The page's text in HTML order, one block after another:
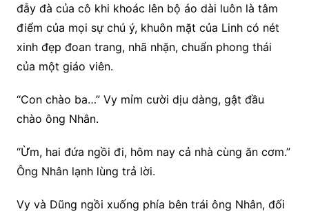
đẫy đà của cô khi khoác lên bộ áo dài luôn là tâm
điểm của mọi sự chú ý, khuôn mặt của Linh có nét
xinh đẹp đoan trang, nhã nhặn, chuẩn phong thái
của một giáo viên.
“Con chào ba…” Vy mỉm cười dịu dàng, gật đầu
chào ông Nhân.
“Ừm, hai đứa ngồi đi, hôm nay cả nhà cùng ăn cơm.”
Ông Nhân lạnh lùng trả lời.
Vy và Dũng ngồi xuống phía bên trái ông Nhân, đối